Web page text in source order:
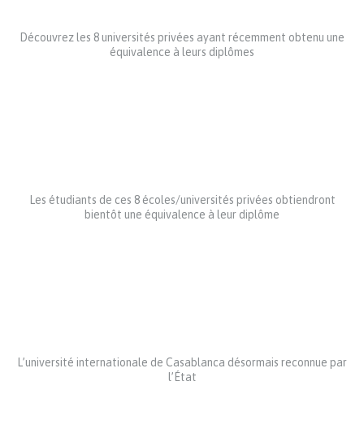
Découvrez les 8 universités privées ayant récemment obtenu une
équivalence à leurs diplômes
Les étudiants de ces 8 écoles/universités privées obtiendront
bientôt une équivalence à leur diplôme
L’université internationale de Casablanca désormais reconnue par
l’État